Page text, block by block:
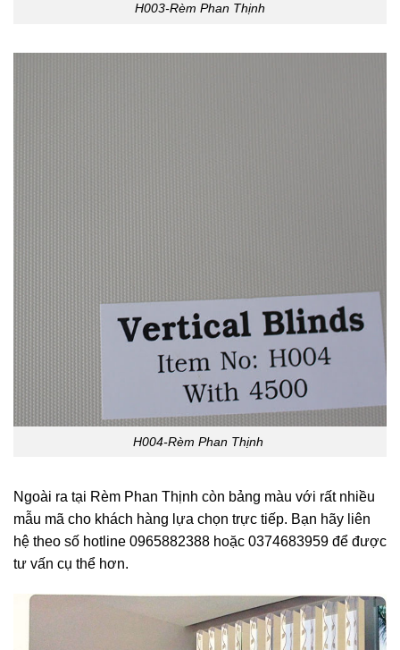
H003-Rèm Phan Thịnh
H004-Rèm Phan Thịnh
Ngoài ra tại Rèm Phan Thịnh còn bảng màu với rất nhiều
mẫu mã cho khách hàng lựa chọn trực tiếp. Bạn hãy liên
hệ theo số hotline 0965882388 hoặc 0374683959 để được
tư vấn cụ thể hơn.